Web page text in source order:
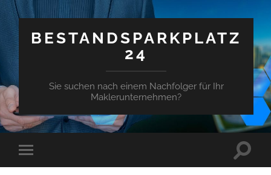
BESTANDSPARKPLATZ
24
Sie suchen nach einem Nachfolger für Ihr
Maklerunternehmen?
Mobile-
Menü